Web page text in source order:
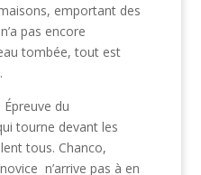
emportant des
pas encore
tombée, tout est
du
tourne devant les
tous. Chanco,
n’arrive pas à en